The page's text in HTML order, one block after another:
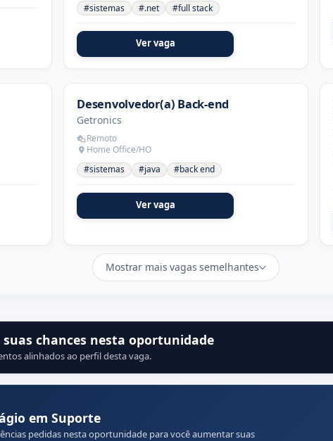
#sistemas
#.net #full stack
Ver vaga
Desenvolvedor(a) Back-end
Getronics
Remoto
Home Office/HO
#sistemas
#java #back end
Ver vaga
Mostrar mais vagas semelhantes
chances nesta oportunidade
alinhados ao perfil desta vaga.
em Suporte
pedidas nesta oportunidade para você aumentar suas